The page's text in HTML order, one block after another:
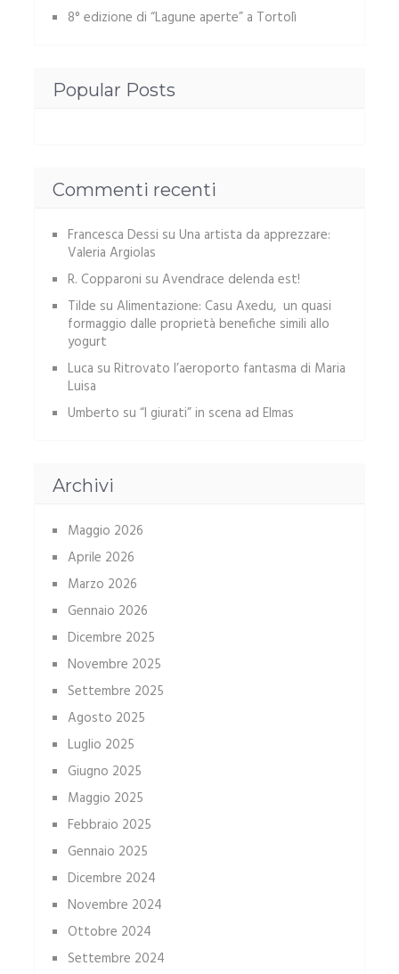
8° edizione di “Lagune aperte” a Tortolì
Popular Posts
Commenti recenti
Francesca Dessi su Una artista da apprezzare:
Valeria Argiolas
R. Copparoni su Avendrace delenda est!
Tilde su Alimentazione: Casu Axedu, un quasi
formaggio dalle proprietà benefiche simili allo
yogurt
Luca su Ritrovato l’aeroporto fantasma di Maria
Luisa
Umberto su “I giurati” in scena ad Elmas
Archivi
Maggio 2026
Aprile 2026
Marzo 2026
Gennaio 2026
Dicembre 2025
Novembre 2025
Settembre 2025
Agosto 2025
Luglio 2025
Giugno 2025
Maggio 2025
Febbraio 2025
Gennaio 2025
Dicembre 2024
Novembre 2024
Ottobre 2024
Settembre 2024